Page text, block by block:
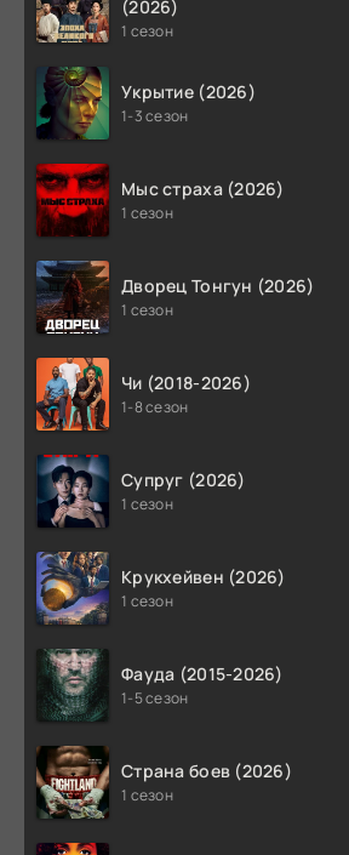
(2026)
1 сезон
Укрытие (2026)
1-3 сезон
Мыс страха (2026)
1 сезон
Дворец Тонгун (2026)
1 сезон
Чи (2018-2026)
1-8 сезон
Супруг (2026)
1 сезон
Крукхейвен (2026)
1 сезон
Фауда (2015-2026)
1-5 сезон
Страна боев (2026)
1 сезон